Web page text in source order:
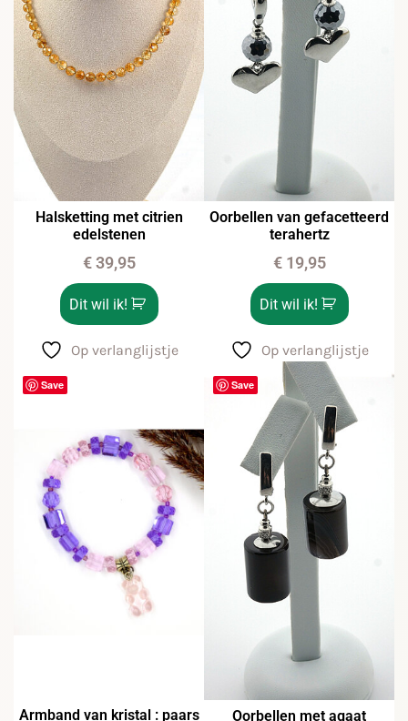
Halsketting met citrien
edelstenen
€39,95
Dit wil ik!
Op verlanglijstje
Oorbellen van gefacetteerd
terahertz
€19,95
Dit wil ik!
Op verlanglijstje
Save
Armband van kristal : paars
Save
Oorbellen met agaat